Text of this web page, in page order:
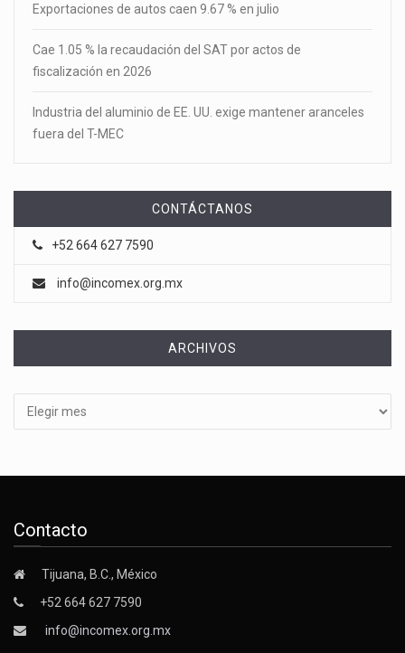
Exportaciones de autos caen 9.67 % en julio
Cae 1.05 % la recaudación del SAT por actos de
fiscalización en 2026
Industria del aluminio de EE. UU. exige mantener aranceles
fuera del T-MEC
CONTÁCTANOS
+52 664 627 7590
info@incomex.org.mx
ARCHIVOS
Contacto
Tijuana, B.C., México
+52 664 627 7590
info@incomex.org.mx